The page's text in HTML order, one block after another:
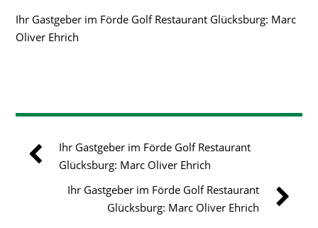
Ihr Gastgeber im Förde Golf Restaurant Glücksburg: Marc
Oliver Ehrich
Ihr Gastgeber im Förde Golf Restaurant
Glücksburg: Marc Oliver Ehrich
Ihr Gastgeber im Förde Golf Restaurant
Glücksburg: Marc Oliver Ehrich